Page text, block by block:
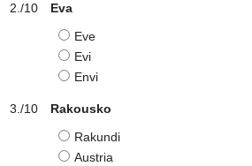
Eva
Eve
Evi
Envi
Rakousko
Rakundi
Austria